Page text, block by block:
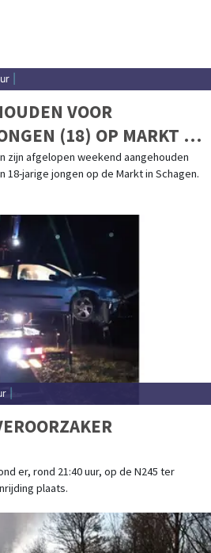
VOOR
(18) OP MARKT IN
zijn afgelopen weekend aangehouden
18-jarige jongen op de Markt in Schagen.
er, rond 21:40 uur, op de N245 ter
plaats.